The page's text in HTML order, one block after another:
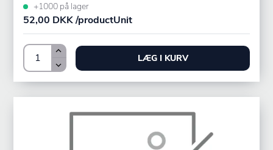
+1000 på lager
52,00 DKK /productUnit
LÆG I KURV